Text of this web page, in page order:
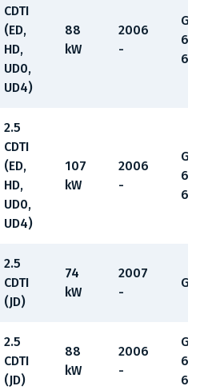
CDTI
(ED,
HD,
UD0,
UD4)
88
kW
2006
-
2.5
CDTI
(ED,
HD,
UD0,
UD4)
107
kW
2006
-
2.5
CDTI
(JD)
74
kW
2007
-
2.5
CDTI
(JD)
88
kW
2006
-